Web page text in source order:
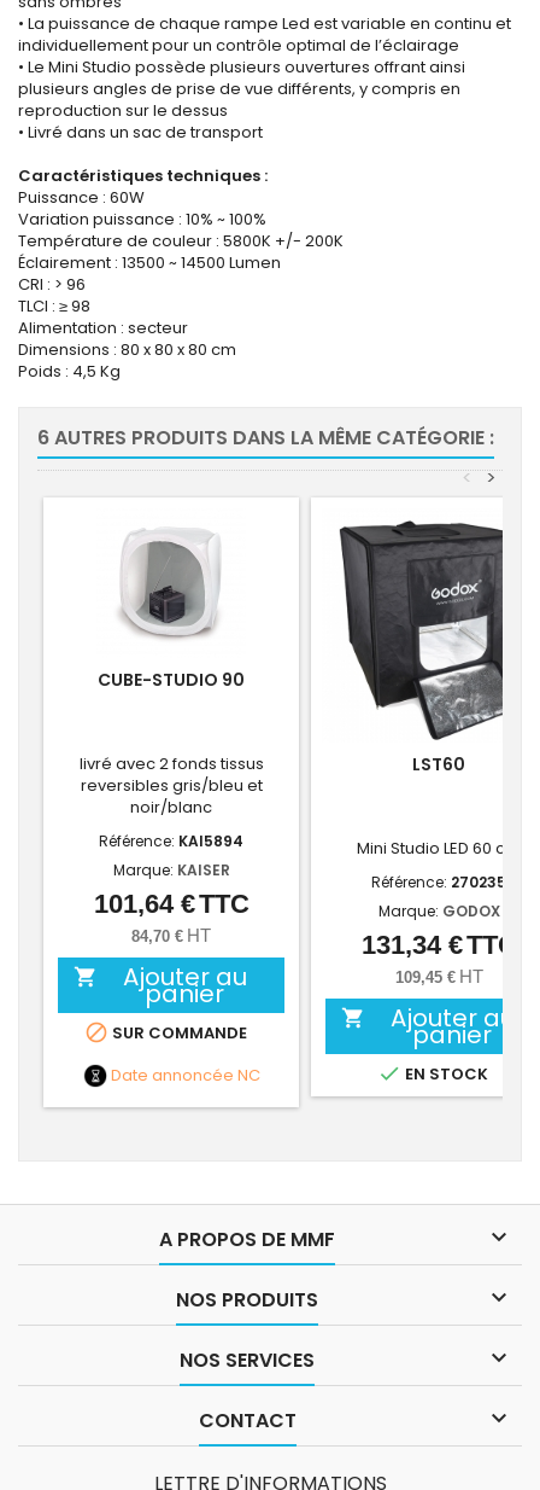
• La puissance de chaque rampe Led est variable en continu et
individuellement pour un contrôle optimal de l’éclairage
• Le Mini Studio possède plusieurs ouvertures offrant ainsi
plusieurs angles de prise de vue différents, y compris en
reproduction sur le dessus
• Livré dans un sac de transport
Caractéristiques techniques :
Puissance : 60W
Variation puissance : 10% ~ 100%
Température de couleur : 5800K +/- 200K
Éclairement : 13500 ~ 14500 Lumen
CRI : > 96
TLCI : ≥ 98
Alimentation : secteur
Dimensions : 80 x 80 x 80 cm
Poids : 4,5 Kg
6 AUTRES PRODUITS DANS LA MÊME CATÉGORIE :
>
<
CUBE-STUDIO 90
livré avec 2 fonds tissus
reversibles gris/bleu et
noir/blanc
Référence: KAI5894
Marque: KAISER
Prix
101,64 €TTC
84,70 € HT
 Ajouter au
panier
 SUR COMMANDE
Date annoncée NC
LST60
Mini Studio LED 60 cm
Référence: 270235
Marque: GODOX
Prix
131,34 €TTC
109,45 € HT
 Ajouter au
panier
 EN STOCK
A PROPOS DE MMF 
NOS PRODUITS 
NOS SERVICES 
CONTACT 
LETTRE D'INFORMATIONS